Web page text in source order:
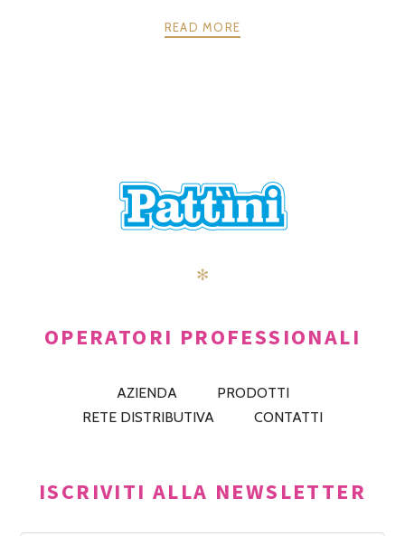
READ MORE
✻
OPERATORI PROFESSIONALI
AZIENDA
PRODOTTI
RETE DISTRIBUTIVA
CONTATTI
ISCRIVITI ALLA NEWSLETTER